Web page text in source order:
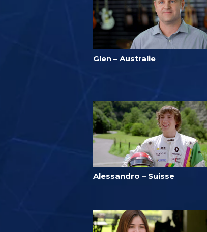
Glen – Australie
Alessandro – Suisse